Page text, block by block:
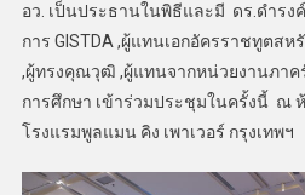
อว. เป็นประธานในพิธีและมี ดร.ดำรง
การ GISTDA ,ผู้แทนเอกอัครราชทูตสห
,ผู้ทรงคุณวุฒิ ,ผู้แทนจากหน่วยงานภาค
การศึกษา เข้าร่วมประชุมในครั้งนี้ ณ ห้
โรงแรมพูลแมน คิง เพาเวอร์ กรุงเทพฯ